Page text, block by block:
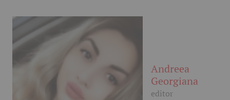
Andreea
Georgiana
editor